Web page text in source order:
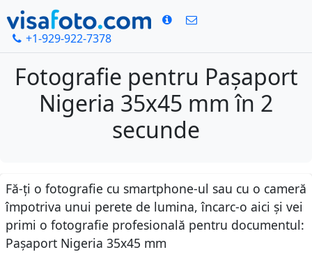
+1-929-922-7378
Fotografie pentru Pașaport
Nigeria 35x45 mm în 2
secunde
Fă-ți o fotografie cu smartphone-ul sau cu o cameră
împotriva unui perete de lumina, încarc-o aici și vei
primi o fotografie profesională pentru documentul:
Pașaport Nigeria 35x45 mm